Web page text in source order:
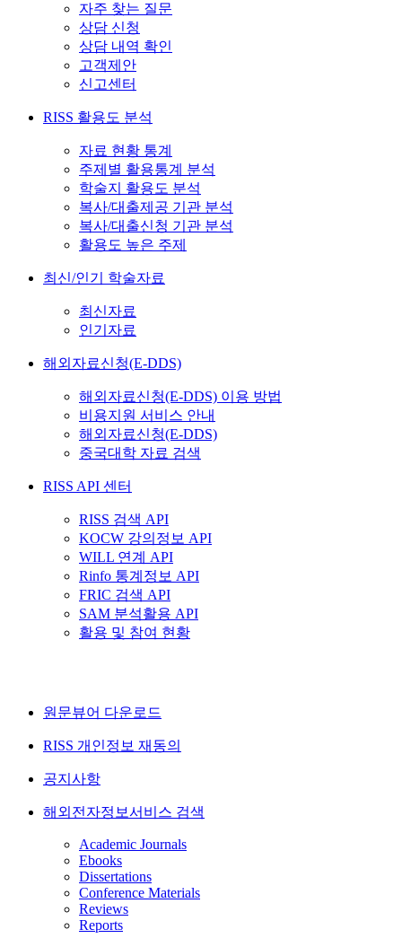
자주 찾는 질문
상담 신청
상담 내역 확인
고객제안
신고센터
RISS 활용도 분석
자료 현황 통계
주제별 활용통계 분석
학술지 활용도 분석
복사/대출제공 기관 분석
복사/대출신청 기관 분석
활용도 높은 주제
최신/인기 학술자료
최신자료
인기자료
해외자료신청(E-DDS)
해외자료신청(E-DDS) 이용 방법
비용지원 서비스 안내
해외자료신청(E-DDS)
중국대학 자료 검색
RISS API 센터
RISS 검색 API
KOCW 강의정보 API
WILL 연계 API
Rinfo 통계정보 API
FRIC 검색 API
SAM 분석활용 API
활용 및 참여 현황
원문뷰어 다운로드
RISS 개인정보 재동의
공지사항
해외전자정보서비스 검색
Academic Journals
Ebooks
Dissertations
Conference Materials
Reviews
Reports